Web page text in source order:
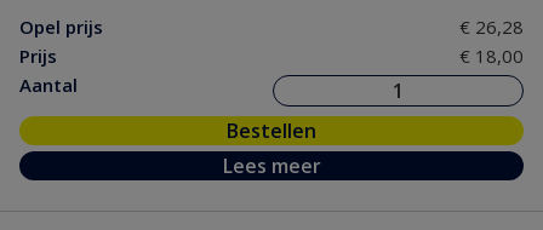
Opel prijs
€ 26,28
Prijs
€ 18,00
Aantal
Bestellen
Lees meer